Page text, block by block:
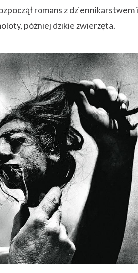
romans z dziennikarstwem i
później dzikie zwierzęta.